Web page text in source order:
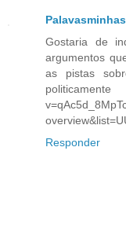
Palavasminhas
Gostaria de
argumentos
as pistas
politicamente
Responder